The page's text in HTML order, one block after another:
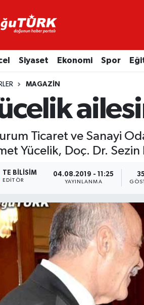
Siyaset Ekonomi Spor
MAGAZIN
Ticaret ve Sanayi
Yücelik, Doç. Dr. Sezin
TE BILISIM
EDITÖR
04.08.2019 - 11:25
YAYINLANMA